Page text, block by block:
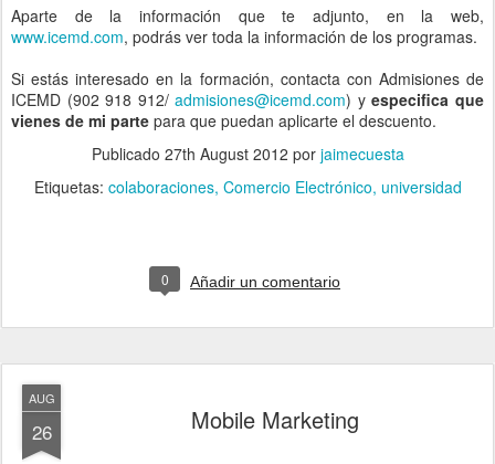
Aparte de la información que te adjunto, en la web,
www.icemd.com, podrás ver toda la información de los programas.
Si estás interesado en la formación, contacta con Admisiones de
ICEMD (902 918 912/admisiones@icemd.com) yespecifica que
vienes de mi parte para que puedan aplicarte el descuento.
Publicado 27th August 2012 por jaimecuesta
Etiquetas: colaboraciones Comercio Electrónico universidad
0 Añadir un comentario
AUG
26 Mobile Marketing